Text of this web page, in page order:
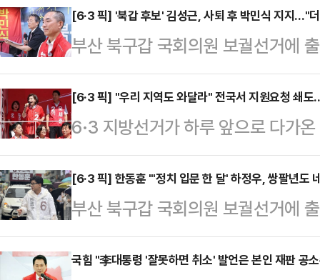
[6·3 픽] '북갑 후보' 김성근, 사퇴 후 박민식 지지…"
부산 북구갑 국회의원 보궐선거에
루 앞둔 2일 후보자 전격 사퇴 후
선언했다.김성근 후보는 2일 부산
자회견을 열고 "구포의 삶을 살아
달과 권력욕 채우기 위해 매우 특이
같이 밝혔다.이어 한동훈 무소속
주변 정치인들 모두와 각을 세우며
산과 협조도 없이 …
[6·3 픽] "우리 지역도 와달라" 전국서 지원요청 쇄
6·3 지방선거가 하루 앞으로 다가
서 출마한 후보들의 쇄도하는 지원
눈길을 끌고 있다. 선거 현장에서
인지도 정치인이자, 핵심적인 구심
다는 평가다.2일 정치권에 따르면
선거운동기간이 개시된 이래로, 전
[6·3 픽] 한동훈 "'정치 입문 한 달' 하정우, 쌍팔년도
부산 북구갑 국회의원 보궐선거에
세를 이어가는 하정우 더불어민주
달 됐는데, 쌍팔년도식 네거티브를
국힘 "李대통령 '잘못하면 취소' 발언은 본인 재판 공